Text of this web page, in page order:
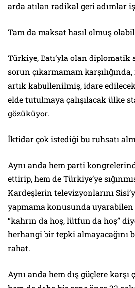
arda atılan radikal geri adımlar
Tam da maksat hasıl olmuş
Türkiye, Batı’yla olan diplomatik
sorun çıkarmamam
artık kabullenilmiş, idare
elde tutulmaya çalışılacak ülke
gözüküyor.
İktidar çok istediği bu ruhsatı
Aynı anda hem parti
ettirip, hem de Türkiye’ye
Kardeşlerin televizyonlarını
yapmama konusunda
“kahrın da hoş, lütfun da hoş”
herhangi bir tepki almayacağını
rahat.
Aynı anda hem dış güçlere